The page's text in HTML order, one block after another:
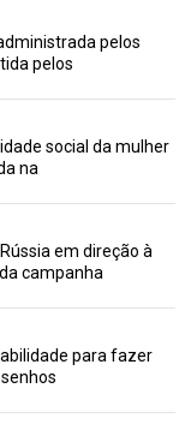
pelos
pelos
social da mulher
na
em direção à
campanha
para fazer